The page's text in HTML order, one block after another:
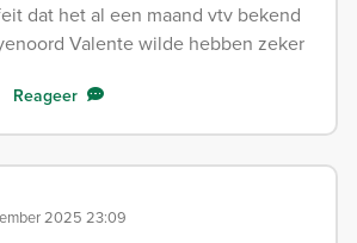
dat het al een maand vtv bekend
Valente wilde hebben zeker
Reageer
2025 23:09